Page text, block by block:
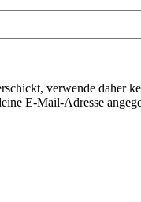
verwende daher
E-Mail-Adresse